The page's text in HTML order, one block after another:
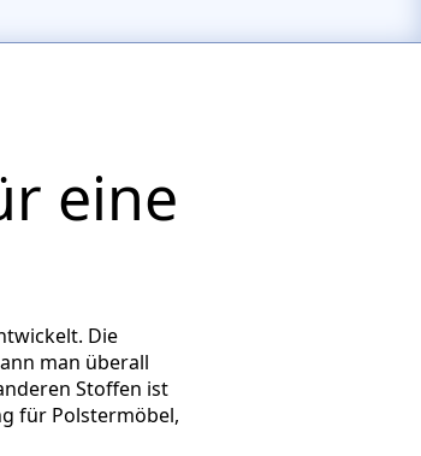
eine
Die
man überall
Stoffen ist
für Polstermöbel,